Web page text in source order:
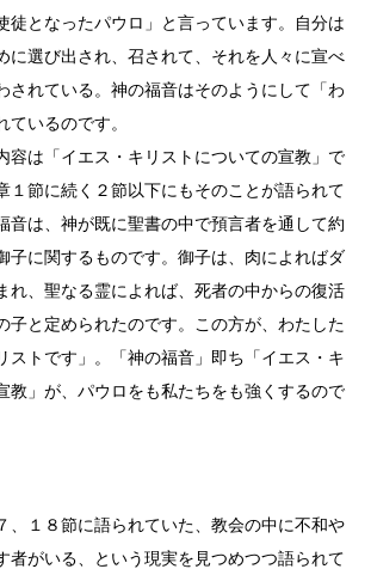
徒となったパウロ」と言っています。自分は
に選び出され、召されて、それを人々に宣べ
されている。神の福音はそのようにして「わ
ているのです。
は「イエス・キリストについての宣教」で
１節に続く２節以下にもそのことが語られて
音は、神が既に聖書の中で預言者を通して約
子に関するものです。御子は、肉によればダ
れ、聖なる霊によれば、死者の中からの復活
子と定められたのです。この方が、わたした
ストです」。「神の福音」即ち「イエス・キ
教」が、パウロをも私たちをも強くするので
１８節に語られていた、教会の中に不和や
者がいる、という現実を見つめつつ語られて